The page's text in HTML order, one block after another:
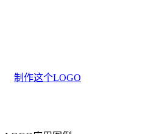
制作这个LOGO